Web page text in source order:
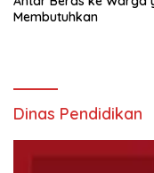
Membutuhkan
Dinas Pendidikan